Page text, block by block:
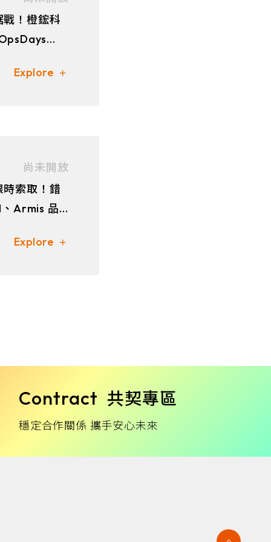
戰！橙鋐科
Explore
尚未開放
索取！錯
、Armis 品
Explore
Contract 共契專區
穩定合作關係 攜手安心未來